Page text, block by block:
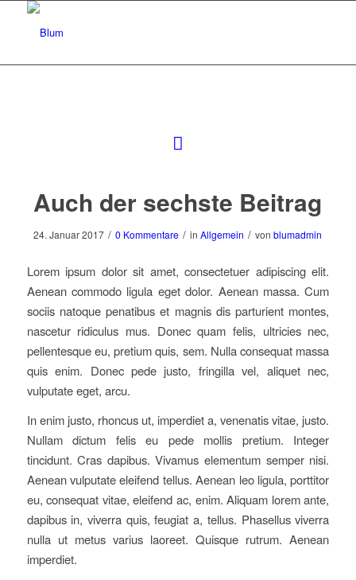
Auch der sechste Beitrag
24. Januar 2017 / 0 Kommentare / inAllgemein / vonblumadmin
Lorem ipsum dolor sit amet, consectetuer adipiscing elit.
Aenean commodo ligula eget dolor. Aenean massa. Cum
sociis natoque penatibus et magnis dis parturient montes,
nascetur ridiculus mus. Donec quam felis, ultricies nec,
pellentesque eu, pretium quis, sem. Nulla consequat massa
quis enim. Donec pede justo, fringilla vel, aliquet nec,
vulputate eget, arcu.
In enim justo, rhoncus ut, imperdiet a, venenatis vitae, justo.
Nullam dictum felis eu pede mollis pretium. Integer
tincidunt. Cras dapibus. Vivamus elementum semper nisi.
Aenean vulputate eleifend tellus. Aenean leo ligula, porttitor
eu, consequat vitae, eleifend ac, enim. Aliquam lorem ante,
dapibus in, viverra quis, feugiat a, tellus. Phasellus viverra
nulla ut metus varius laoreet. Quisque rutrum. Aenean
imperdiet.